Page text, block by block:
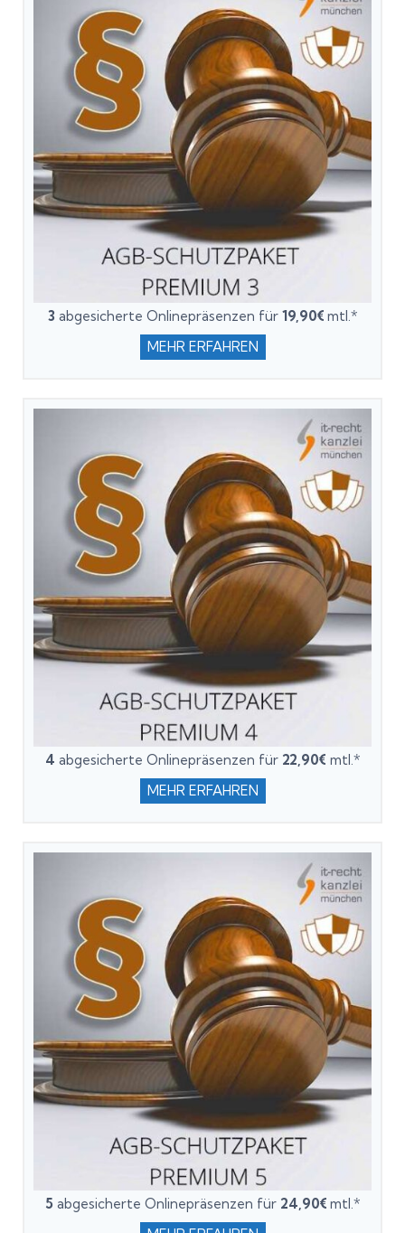
3 abgesicherte Onlinepräsenzen für 19,90€ mtl.*
MEHR ERFAHREN
4 abgesicherte Onlinepräsenzen für 22,90€ mtl.*
MEHR ERFAHREN
5 abgesicherte Onlinepräsenzen für 24,90€ mtl.*